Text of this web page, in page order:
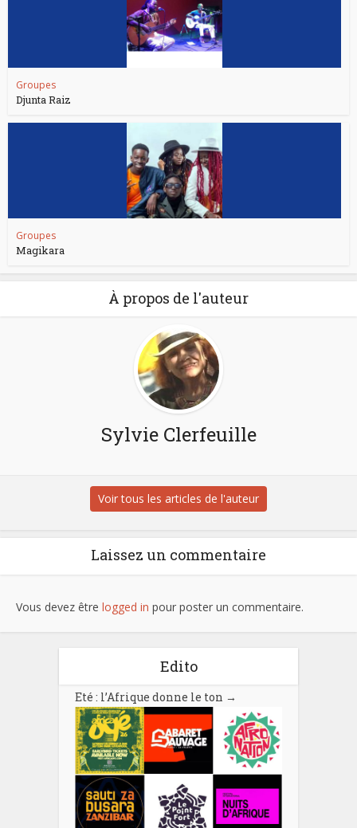
Groupes
Djunta Raiz
Groupes
Magikara
À propos de l'auteur
Sylvie Clerfeuille
Voir tous les articles de l'auteur
Laissez un commentaire
Vous devez être logged in pour poster un commentaire.
Edito
Eté : l’Afrique donne le ton →